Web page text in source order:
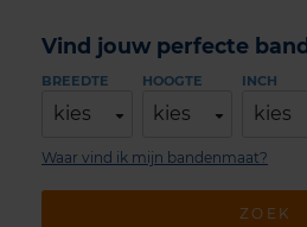
Vind jouw perfecte band
BREEDTE
kies
HOOGTE
kies
INCH
kies
ZOEK
Waar vind ik mijn bandenmaat?